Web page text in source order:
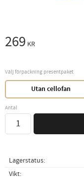
269 KR
Välj förpackning presentpaket
Utan cellofan
Antal
Lagerstatus
Vikt